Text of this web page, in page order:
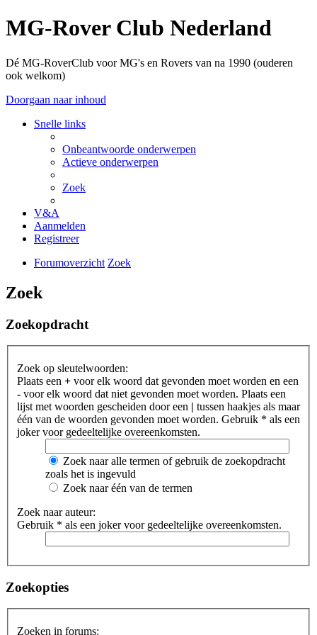
MG-Rover Club Nederland
Dé MG-RoverClub voor MG's en Rovers van na 1990 (ouderen
ook welkom)
Doorgaan naar inhoud
Snelle links
Onbeantwoorde onderwerpen
Actieve onderwerpen
Zoek
V&A
Aanmelden
Registreer
Forumoverzicht Zoek
Zoek
Zoekopdracht
Zoek op sleutelwoorden:
Plaats een + voor elk woord dat gevonden moet worden en een
- voor elk woord dat niet gevonden moet worden. Plaats een
lijst met woorden gescheiden door een | tussen haakjes als maar
één van de woorden gevonden moet worden. Gebruik * als een
joker voor gedeeltelijke overeenkomsten.
Zoek naar alle termen of gebruik de zoekopdracht
zoals het is ingevuld
Zoek naar één van de termen
Zoek naar auteur:
Gebruik * als een joker voor gedeeltelijke overeenkomsten.
Zoekopties
Zoeken in forums: